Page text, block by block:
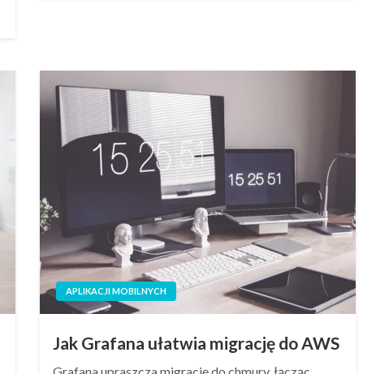
APLIKACJI MOBILNYCH
Jak Grafana ułatwia migrację do AWS